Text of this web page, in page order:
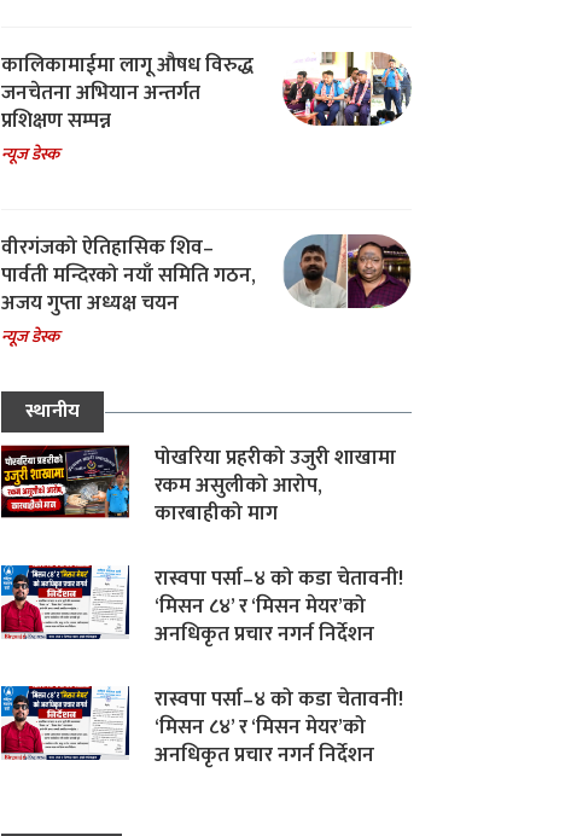
कालिकामाईमा लागू औषध विरुद्ध
जनचेतना अभियान अन्तर्गत
प्रशिक्षण सम्पन्न
न्यूज डेस्क
वीरगंजको ऐतिहासिक शिव–
पार्वती मन्दिरको नयाँ समिति गठन,
अजय गुप्ता अध्यक्ष चयन
न्यूज डेस्क
स्थानीय
पोखरिया प्रहरीको उजुरी शाखामा
रकम असुलीको आरोप,
कारबाहीको माग
रास्वपा पर्सा–४ को कडा चेतावनी!
‘मिसन ८४’ र ‘मिसन मेयर’को
अनधिकृत प्रचार नगर्न निर्देशन
रास्वपा पर्सा–४ को कडा चेतावनी!
‘मिसन ८४’ र ‘मिसन मेयर’को
अनधिकृत प्रचार नगर्न निर्देशन